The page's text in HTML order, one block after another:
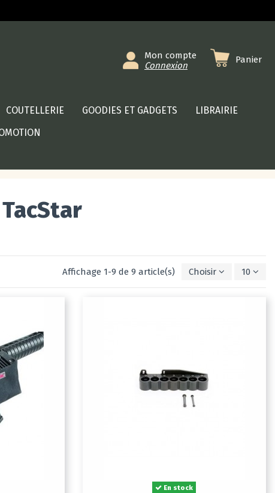
Mon compte
Connexion
Panier
COUTELLERIE GOODIES ET GADGETS
LIBRAIRIE
Affichage 1-9 de 9 article(s) Choisir 10
En stock